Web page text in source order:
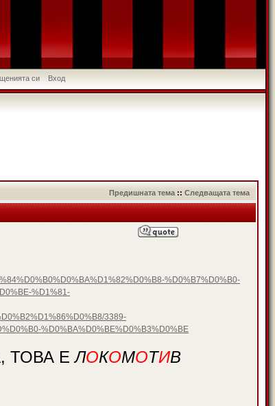
си Вход
Предишната тема :: Следващата тема
%D0%B7%D0%B0-
%D1%81-
3389-
%D0%BA%D0%BE%D0%B3%D0%BE
ТОВА ЕЛОКОМОТИВ